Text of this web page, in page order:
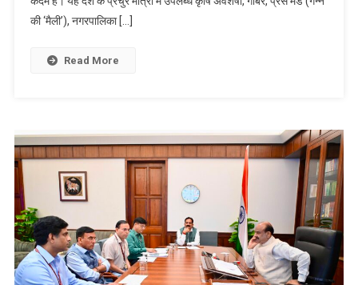
की ‘मैली’), नगरपालिका […]
Read More